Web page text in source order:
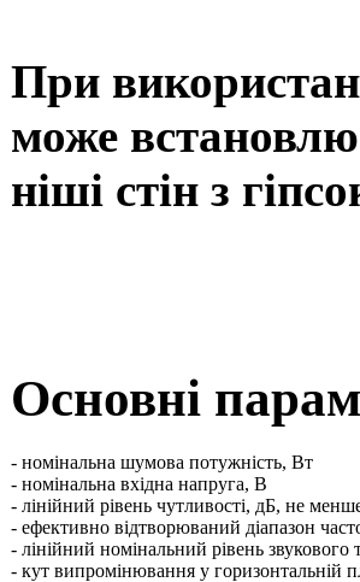
При
може
ніші стін з
Основні
- номінальна шумова потужність, Вт
- номінальна вхідна напруга, В
- лінійний рівень чутливості, дБ, не
- ефективно відтворюваний діапазон
- лінійний номінальний рівень
- кут випромінювання у горизонтальній